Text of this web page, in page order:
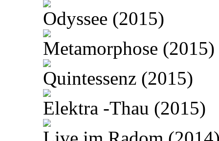
Odyssee (2015)
Metamorphose (2015)
Quintessenz (2015)
Elektra -Thau (2015)